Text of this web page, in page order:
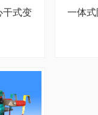
干式变
一体